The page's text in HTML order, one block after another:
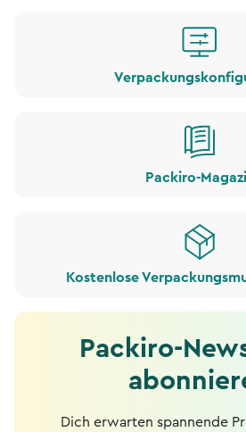
Packiro-
Kostenlose
Packiro-
Dich erwarten spannende